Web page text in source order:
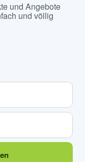
und Angebote
und völlig